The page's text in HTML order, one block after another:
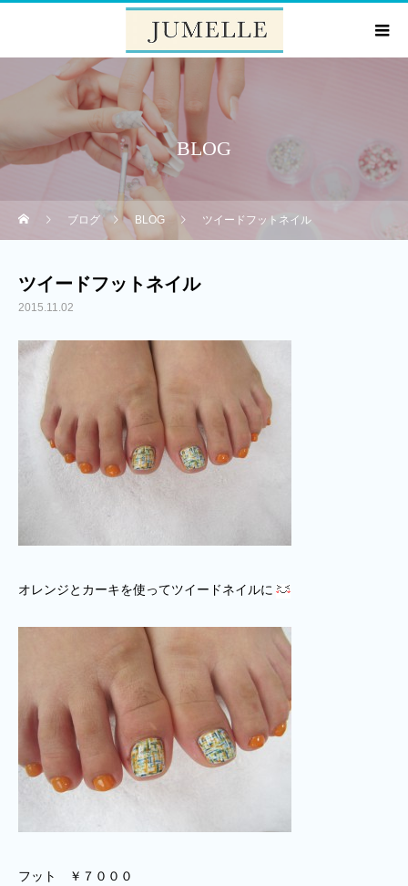
BLOG
ブログ BLOG ツイードフットネイル
ツイードフットネイル
2015.11.02
オレンジとカーキを使ってツイードネイルに
フット ￥７０００